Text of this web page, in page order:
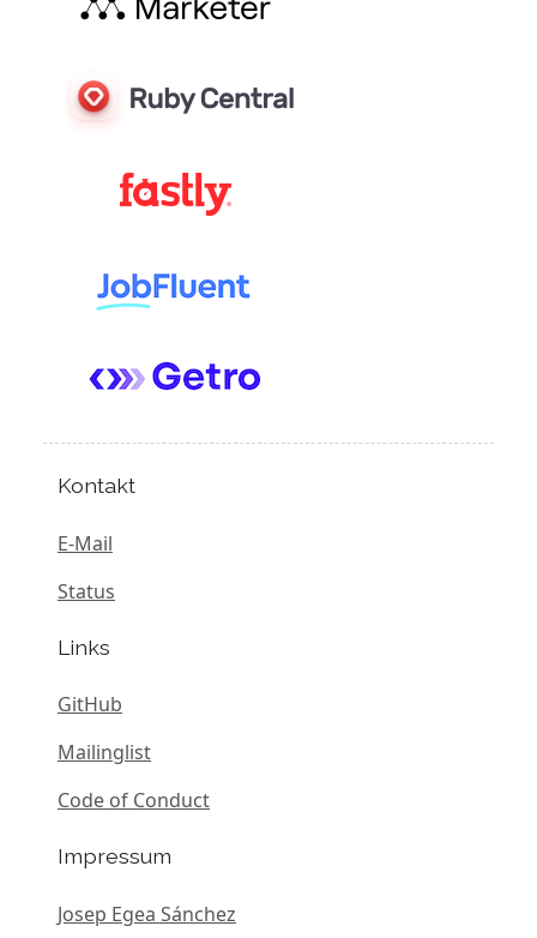
Kontakt
E-Mail
Status
Links
GitHub
Mailinglist
Code of Conduct
Impressum
Josep Egea Sánchez